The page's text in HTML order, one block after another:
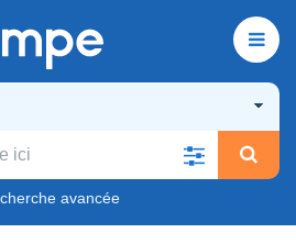
avancée